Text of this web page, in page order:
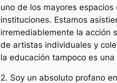
uno de los mayores
instituciones. Estamos
irremediablemente la acción
de artistas individuales y
la educación tampoco es una
2. Soy un absoluto profano